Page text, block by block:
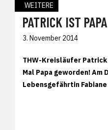
WEITERE
PATRICK IST
3. November 2014
THW-Kreisläufer
Mal Papa geworden! Am
Lebensgefährtin